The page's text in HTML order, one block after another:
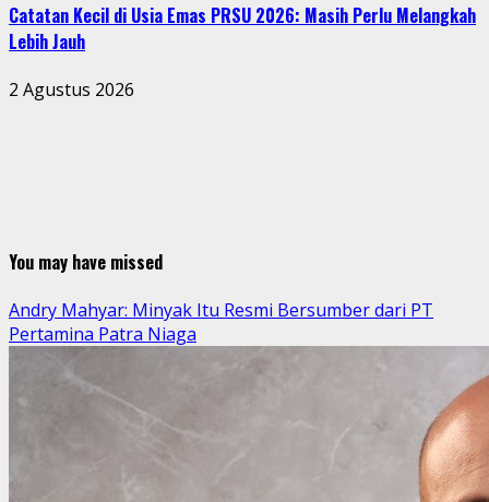
Catatan Kecil di Usia Emas PRSU 2026: Masih Perlu Melangkah
Lebih Jauh
2 Agustus 2026
You may have missed
Andry Mahyar: Minyak Itu Resmi Bersumber dari PT
Pertamina Patra Niaga